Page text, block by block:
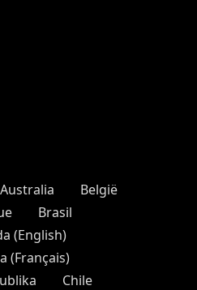
Australia
België
Brasil
(English)
(Français)
Chile